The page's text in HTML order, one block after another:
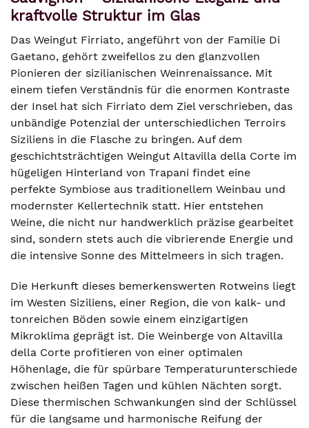
kraftvolle Struktur im Glas
Das Weingut Firriato, angeführt von der Familie Di
Gaetano, gehört zweifellos zu den glanzvollen
Pionieren der sizilianischen Weinrenaissance. Mit
einem tiefen Verständnis für die enormen Kontraste
der Insel hat sich Firriato dem Ziel verschrieben, das
unbändige Potenzial der unterschiedlichen Terroirs
Siziliens in die Flasche zu bringen. Auf dem
geschichtsträchtigen Weingut Altavilla della Corte im
hügeligen Hinterland von Trapani findet eine
perfekte Symbiose aus traditionellem Weinbau und
modernster Kellertechnik statt. Hier entstehen
Weine, die nicht nur handwerklich präzise gearbeitet
sind, sondern stets auch die vibrierende Energie und
die intensive Sonne des Mittelmeers in sich tragen.
Die Herkunft dieses bemerkenswerten Rotweins liegt
im Westen Siziliens, einer Region, die von kalk- und
tonreichen Böden sowie einem einzigartigen
Mikroklima geprägt ist. Die Weinberge von Altavilla
della Corte profitieren von einer optimalen
Höhenlage, die für spürbare Temperaturunterschiede
zwischen heißen Tagen und kühlen Nächten sorgt.
Diese thermischen Schwankungen sind der Schlüssel
für die langsame und harmonische Reifung der